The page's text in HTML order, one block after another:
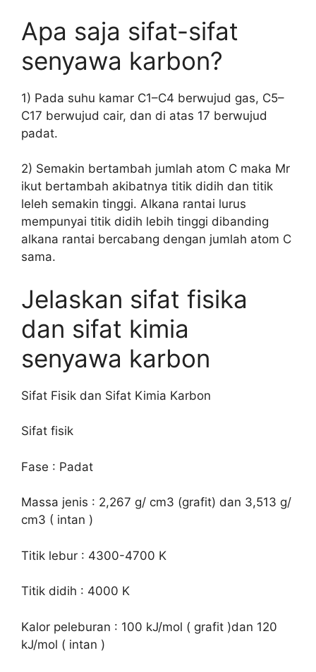
Apa saja sifat-sifat
senyawa karbon?
1) Pada suhu kamar C1–C4 berwujud gas, C5–
C17 berwujud cair, dan di atas 17 berwujud
padat.
2) Semakin bertambah jumlah atom C maka Mr
ikut bertambah akibatnya titik didih dan titik
leleh semakin tinggi. Alkana rantai lurus
mempunyai titik didih lebih tinggi dibanding
alkana rantai bercabang dengan jumlah atom C
sama.
Jelaskan sifat fisika
dan sifat kimia
senyawa karbon
Sifat Fisik dan Sifat Kimia Karbon
Sifat fisik
Fase : Padat
Massa jenis : 2,267 g/ cm3 (grafit) dan 3,513 g/
cm3 ( intan )
Titik lebur : 4300-4700 K
Titik didih : 4000 K
Kalor peleburan : 100 kJ/mol ( grafit )dan 120
kJ/mol ( intan )